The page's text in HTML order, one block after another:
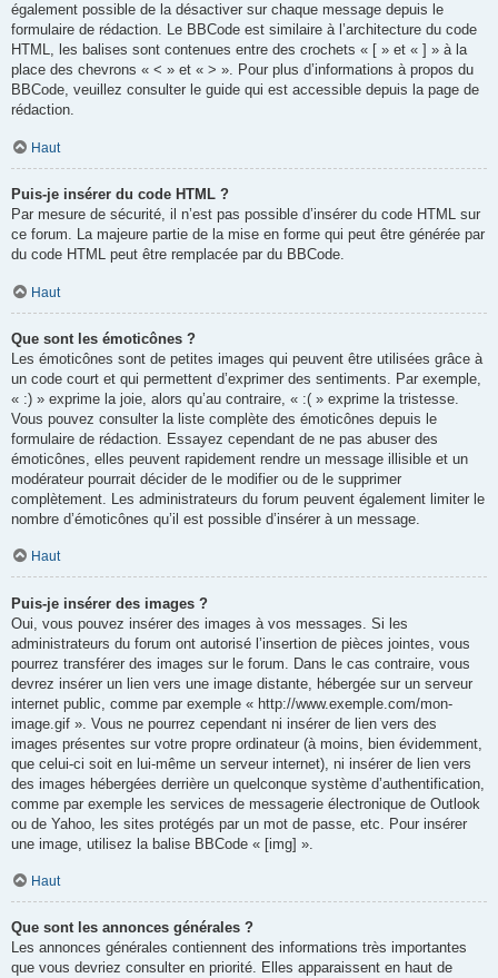
également possible de la désactiver sur chaque message depuis le
formulaire de rédaction. Le BBCode est similaire à l’architecture du code
HTML, les balises sont contenues entre des crochets « [ » et « ] » à la
place des chevrons « < » et « > ». Pour plus d’informations à propos du
BBCode, veuillez consulter le guide qui est accessible depuis la page de
rédaction.
Haut
Puis-je insérer du code HTML ?
Par mesure de sécurité, il n’est pas possible d’insérer du code HTML sur
ce forum. La majeure partie de la mise en forme qui peut être générée par
du code HTML peut être remplacée par du BBCode.
Haut
Que sont les émoticônes ?
Les émoticônes sont de petites images qui peuvent être utilisées grâce à
un code court et qui permettent d’exprimer des sentiments. Par exemple,
« :) » exprime la joie, alors qu’au contraire, « :( » exprime la tristesse.
Vous pouvez consulter la liste complète des émoticônes depuis le
formulaire de rédaction. Essayez cependant de ne pas abuser des
émoticônes, elles peuvent rapidement rendre un message illisible et un
modérateur pourrait décider de le modifier ou de le supprimer
complètement. Les administrateurs du forum peuvent également limiter le
nombre d’émoticônes qu’il est possible d’insérer à un message.
Haut
Puis-je insérer des images ?
Oui, vous pouvez insérer des images à vos messages. Si les
administrateurs du forum ont autorisé l’insertion de pièces jointes, vous
pourrez transférer des images sur le forum. Dans le cas contraire, vous
devrez insérer un lien vers une image distante, hébergée sur un serveur
internet public, comme par exemple « http://www.exemple.com/mon-
image.gif ». Vous ne pourrez cependant ni insérer de lien vers des
images présentes sur votre propre ordinateur (à moins, bien évidemment,
que celui-ci soit en lui-même un serveur internet), ni insérer de lien vers
des images hébergées derrière un quelconque système d’authentification,
comme par exemple les services de messagerie électronique de Outlook
ou de Yahoo, les sites protégés par un mot de passe, etc. Pour insérer
une image, utilisez la balise BBCode « [img] ».
Haut
Que sont les annonces générales ?
Les annonces générales contiennent des informations très importantes
que vous devriez consulter en priorité. Elles apparaissent en haut de